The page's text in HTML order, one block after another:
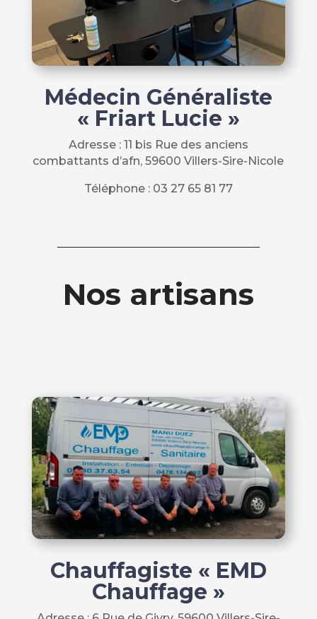
Médecin Généraliste
« Friart Lucie »
Adresse : 11 bis Rue des anciens
combattants d’afn, 59600 Villers-Sire-Nicole
Téléphone : 03 27 65 81 77
Nos artisans
Chauffagiste « EMD
Chauffage »